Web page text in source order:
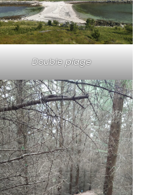
Double plage